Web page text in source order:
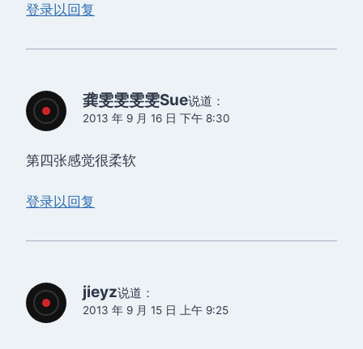
登录以回复
龚雯雯雯雯Sue说道：
2013 年 9 月 16 日 下午 8:30
第四张感觉很柔软
登录以回复
jieyz说道：
2013 年 9 月 15 日 上午 9:25